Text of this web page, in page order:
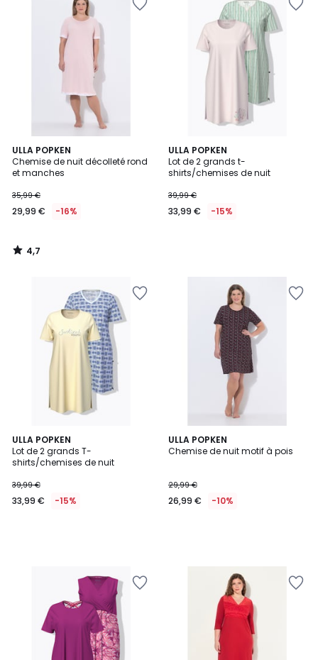
ULLA POPKEN
Chemise de nuit décolleté rond
et manches
35,99 €
29,99 € -16%
4,7
/ 5
4,7
/
ULLA POPKEN
Lot de 2 grands t-
shirts/chemises de nuit
39,99 €
33,99 € -15%
ULLA POPKEN
Lot de 2 grands T-
shirts/chemises de nuit
39,99 €
33,99 € -15%
ULLA POPKEN
Chemise de nuit motif à pois
29,99 €
26,99 € -10%